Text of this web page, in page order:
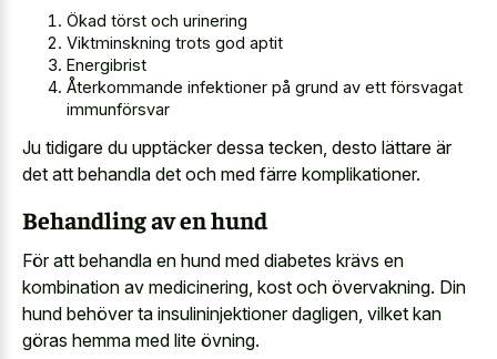
Ökad törst och urinering
Viktminskning trots god aptit
Energibrist
Återkommande infektioner på grund av ett försvagat
immunförsvar
Ju tidigare du upptäcker dessa tecken, desto lättare är
det att behandla det och med färre komplikationer.
Behandling av en hund
För att behandla en hund med diabetes krävs en
kombination av medicinering, kost och övervakning. Din
hund behöver ta insulininjektioner dagligen, vilket kan
göras hemma med lite övning.